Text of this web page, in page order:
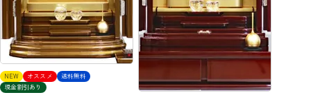
NEW オススメ
送料無料
現金割引あり